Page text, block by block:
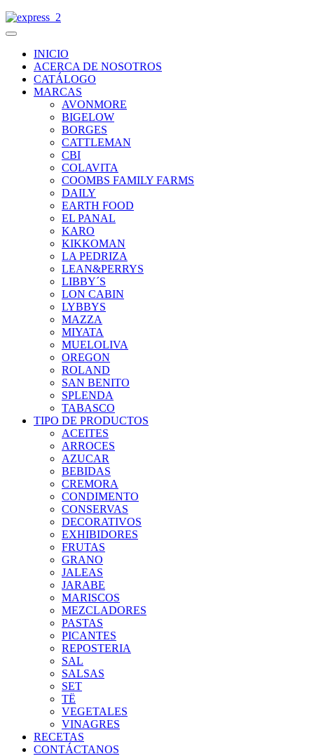
INICIO
ACERCA DE NOSOTROS
CATÁLOGO
MARCAS
AVONMORE
BIGELOW
BORGES
CATTLEMAN
CBI
COLAVITA
COOMBS FAMILY FARMS
DAILY
EARTH FOOD
EL PANAL
KARO
KIKKOMAN
LA PEDRIZA
LEAN&PERRYS
LIBBY´S
LON CABIN
LYBBYS
MAZZA
MIYATA
MUELOLIVA
OREGON
ROLAND
SAN BENITO
SPLENDA
TABASCO
TIPO DE PRODUCTOS
ACEITES
ARROCES
AZUCAR
BEBIDAS
CREMORA
CONDIMENTO
CONSERVAS
DECORATIVOS
EXHIBIDORES
FRUTAS
GRANO
JALEAS
JARABE
MARISCOS
MEZCLADORES
PASTAS
PICANTES
REPOSTERIA
SAL
SALSAS
SET
TË
VEGETALES
VINAGRES
RECETAS
CONTÁCTANOS